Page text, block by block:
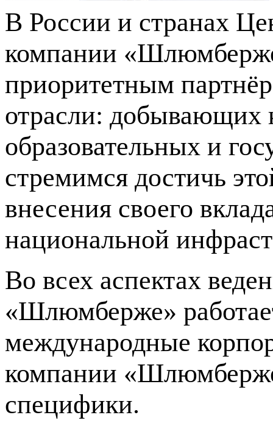
В России и странах
компании
приоритетным
отрасли: добывающих
образовательных и
стремимся достичь
внесения своего
национальной
Во всех аспектах
«Шлюмберже»
международные
компании
специфики.